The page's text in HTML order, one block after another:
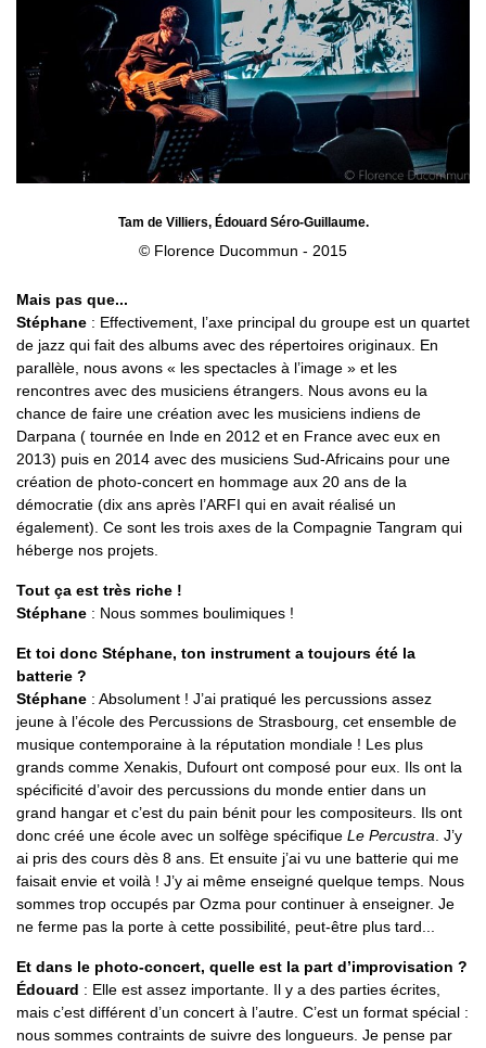
Tam de Villiers, Édouard Séro-Guillaume.
© Florence Ducommun - 2015
Mais pas que...
Stéphane : Effectivement, l’axe principal du groupe est un quartet
de jazz qui fait des albums avec des répertoires originaux. En
parallèle, nous avons « les spectacles à l’image » et les
rencontres avec des musiciens étrangers. Nous avons eu la
chance de faire une création avec les musiciens indiens de
Darpana ( tournée en Inde en 2012 et en France avec eux en
2013) puis en 2014 avec des musiciens Sud-Africains pour une
création de photo-concert en hommage aux 20 ans de la
démocratie (dix ans après l’ARFI qui en avait réalisé un
également). Ce sont les trois axes de la Compagnie Tangram qui
héberge nos projets.
Tout ça est très riche !
Stéphane : Nous sommes boulimiques !
Et toi donc Stéphane, ton instrument a toujours été la
batterie ?
Stéphane : Absolument ! J’ai pratiqué les percussions assez
jeune à l’école des Percussions de Strasbourg, cet ensemble de
musique contemporaine à la réputation mondiale ! Les plus
grands comme Xenakis, Dufourt ont composé pour eux. Ils ont la
spécificité d’avoir des percussions du monde entier dans un
grand hangar et c’est du pain bénit pour les compositeurs. Ils ont
donc créé une école avec un solfège spécifique Le Percustra. J’y
ai pris des cours dès 8 ans. Et ensuite j’ai vu une batterie qui me
faisait envie et voilà ! J’y ai même enseigné quelque temps. Nous
sommes trop occupés par Ozma pour continuer à enseigner. Je
ne ferme pas la porte à cette possibilité, peut-être plus tard...
Et dans le photo-concert, quelle est la part d’improvisation ?
Édouard : Elle est assez importante. Il y a des parties écrites,
mais c’est différent d’un concert à l’autre. C’est un format spécial :
nous sommes contraints de suivre des longueurs. Je pense par